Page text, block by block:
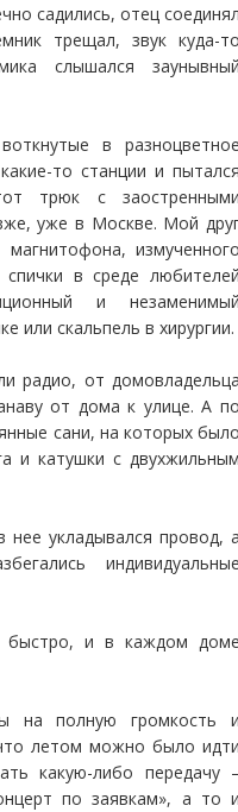
садились, отец
трещал, звук куда-
слышался
в
то станции и
трюк с
уже в Москве. Мой
в среде
и
или скальпель в хирургии.
радио, от
от дома к улице. А
сани, на которых
и катушки с
укладывался провод,
быстро, и в каждом
на полную громкость
летом можно было
какую-либо передачу
по заявкам», а то